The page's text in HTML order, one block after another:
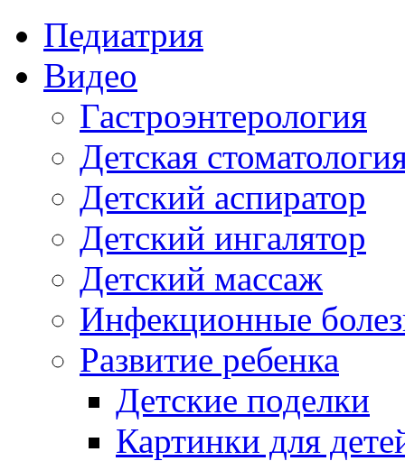
Педиатрия
Видео
Гастроэнтерология
Детская
Детский аспиратор
Детский ингалятор
Детский массаж
Инфекционные
Развитие ребенка
Детские поделки
Картинки для